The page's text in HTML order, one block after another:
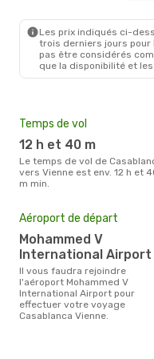
Les prix indiqués ci-
trois derniers jours pour
pas être considérés
que la disponibilité et
Temps de vol
12 h et 40 m
Le temps de vol de Casablanca
vers Vienne est env. 12 h et
m min.
Aéroport de départ
Mohammed V
International Airport
Il vous faudra rejoindre
l'aéroport Mohammed V
International Airport pour
effectuer votre voyage
Casablanca Vienne.